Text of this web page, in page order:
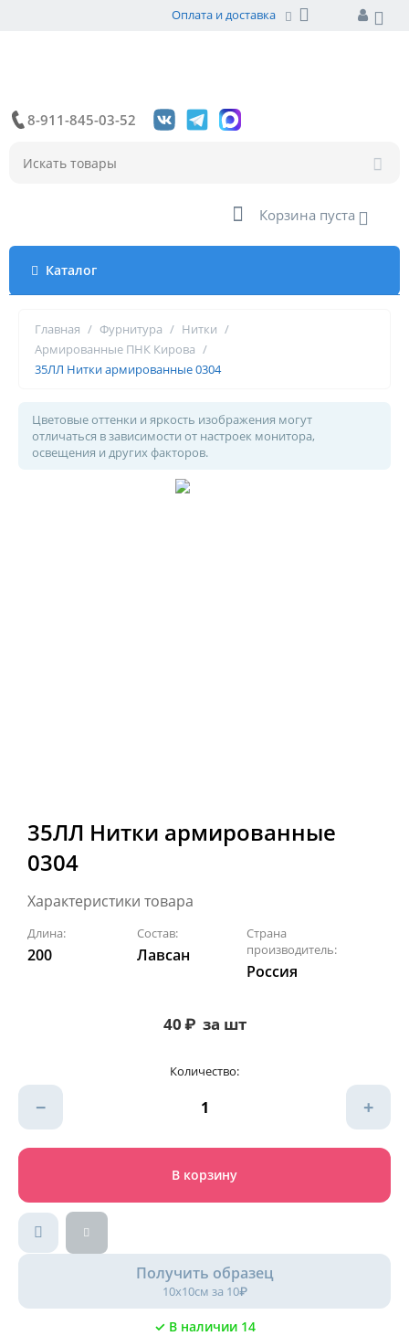
Оплата и доставка
8-911-845-03-52
Корзина пуста
Каталог
Главная / Фурнитура / Нитки /
Армированные ПНК Кирова /
35ЛЛ Нитки армированные 0304
Цветовые оттенки и яркость изображения могут
отличаться в зависимости от настроек монитора,
освещения и других факторов.
35ЛЛ Нитки армированные
0304
Характеристики товара
Длина:
200
Состав:
Лавсан
Страна
производитель:
Россия
40₽ за шт
Количество:
+
−
В корзину
Получить образец
10х10см за 10₽
✓ В наличии 14